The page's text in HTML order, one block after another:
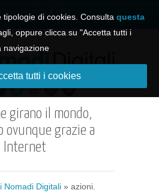
e naviga il sito
girano il mondo,
ovunque grazie a
Internet
Nomadi Digitali » azioni.
di cookies. Consulta questa
oppure clicca su "Accetta tutti i
navigazione
tutti i cookies